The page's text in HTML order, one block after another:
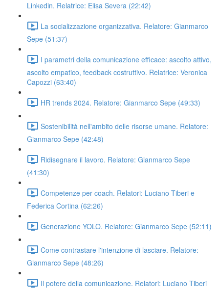
Linkedin. Relatrice: Elisa Severa (22:42)
La socializzazione organizzativa. Relatore: Gianmarco
Sepe (51:37)
I parametri della comunicazione efficace: ascolto attivo,
ascolto empatico, feedback costruttivo. Relatrice: Veronica
Capozzi (63:40)
HR trends 2024. Relatore: Gianmarco Sepe (49:33)
Sostenibilità nell'ambito delle risorse umane. Relatore:
Gianmarco Sepe (42:48)
Ridisegnare il lavoro. Relatore: Gianmarco Sepe
(41:30)
Competenze per coach. Relatori: Luciano Tiberi e
Federica Cortina (62:26)
Generazione YOLO. Relatore: Gianmarco Sepe (52:11)
Come contrastare l'intenzione di lasciare. Relatore:
Gianmarco Sepe (48:26)
Il potere della comunicazione. Relatori: Luciano Tiberi